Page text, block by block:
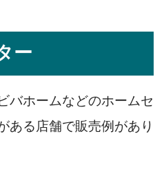
ー
バホームなどのホームセ
ある店舗で販売例があり